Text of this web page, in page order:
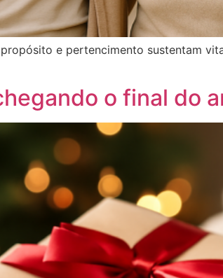
e pertencimento sustentam
o final do